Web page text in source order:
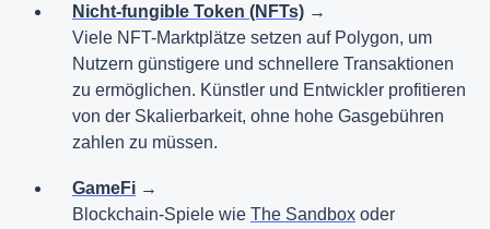
Nicht-fungible Token (NFTs) →
Viele NFT-Marktplätze setzen auf Polygon, um
Nutzern günstigere und schnellere Transaktionen
zu ermöglichen. Künstler und Entwickler profitieren
von der Skalierbarkeit, ohne hohe Gasgebühren
zahlen zu müssen.
GameFi →
Blockchain-Spiele wie The Sandbox oder